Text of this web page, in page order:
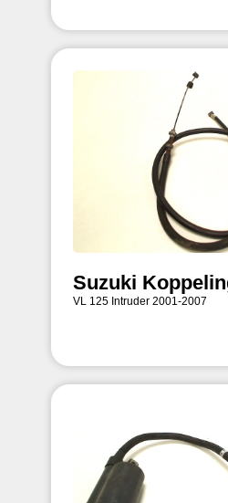
Suzuki
VL 125 Intruder 2001-2007